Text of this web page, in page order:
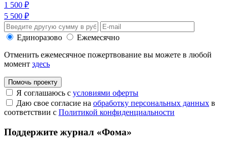
1 500 ₽
5 500 ₽
Единоразово
Ежемесячно
Отменить ежемесячное пожертвование вы можете в любой
момент здесь
Помочь проекту
Я соглашаюсь с условиями оферты
Даю свое согласие на обработку персональных данных в
соответствии с Политикой конфиденциальности
Поддержите журнал «Фома»